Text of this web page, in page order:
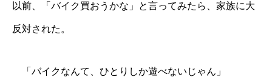
以前、「バイク買おうかな」と言ってみたら、家族に大
反対された。
「バイクなんて、ひとりしか遊べないじゃん」